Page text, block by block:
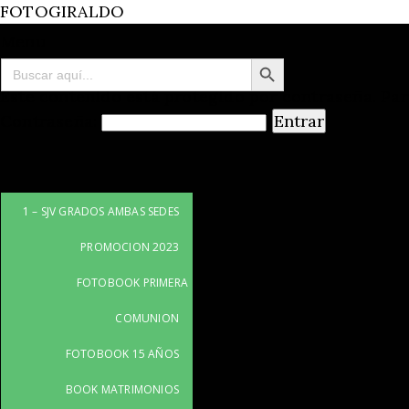
FOTOGIRALDO
Buscar:
Botón de búsqueda
1 – SJV GRADOS AMBAS SEDES
PROMOCION 2023
FOTOBOOK PRIMERA
COMUNION
FOTOBOOK 15 AÑOS
BOOK MATRIMONIOS
Este contenido está protegido por contraseña.
Contraseña: